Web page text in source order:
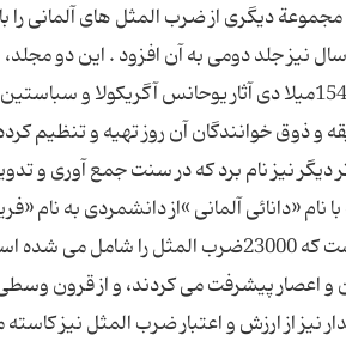
مجموعة دیگری از ضرب المثل های آلمانی
آلمانی بودند . ناشری به نام « اگه نولف »سال 1548میلا دی آثار
و ذوق خوانندگان آن روز تهیه و تنظیم
نام «دانائی آلمانی »از دانشمردی به نام
له مان » كه در سال 1630میلادی نوشته شده است كه
اعصار پیشرفت می كردند، و از قرون
از ارزش و اعتبار ضرب المثل نیز